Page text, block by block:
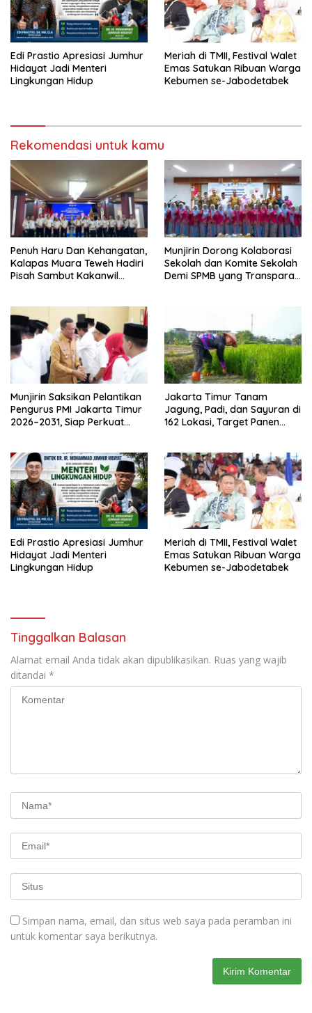
Edi Prastio Apresiasi Jumhur
Hidayat Jadi Menteri
Lingkungan Hidup
Meriah di TMII, Festival Walet
Emas Satukan Ribuan Warga
Kebumen se-Jabodetabek
Rekomendasi untuk kamu
Penuh Haru Dan Kehangatan,
Kalapas Muara Teweh Hadiri
Pisah Sambut Kakanwil
Munjirin Dorong Kolaborasi
Sekolah dan Komite Sekolah
Demi SPMB yang Transparan
Munjirin Saksikan Pelantikan
Pengurus PMI Jakarta Timur
2026–2031, Siap Perkuat
Jakarta Timur Tanam
Jagung, Padi, dan Sayuran di
162 Lokasi, Target Panen
Edi Prastio Apresiasi Jumhur
Hidayat Jadi Menteri
Lingkungan Hidup
Meriah di TMII, Festival Walet
Emas Satukan Ribuan Warga
Kebumen se-Jabodetabek
Tinggalkan Balasan
Alamat email Anda tidak akan dipublikasikan. Ruas yang wajib
ditandai *
Simpan nama, email, dan situs web saya pada peramban ini
untuk komentar saya berikutnya.